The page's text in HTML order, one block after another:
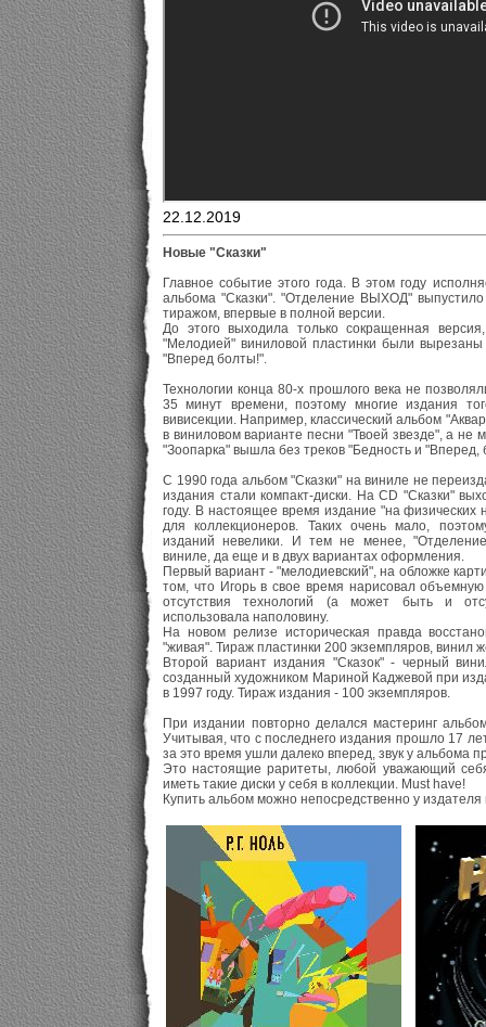
22.12.2019
Новые "Сказки"
Главное событие этого года. В этом году
альбома "Сказки". "Отделение ВЫХОД"
тиражом, впервые в полной версии.
До этого выходила только сокращенная
"Мелодией" виниловой пластинки были
"Вперед болты!".
Технологии конца 80-х прошлого века не
35 минут времени, поэтому многие издания
вивисекции. Например, классический альбом
в виниловом варианте песни "Твоей звезде", а не
"Зоопарка" вышла без треков "Бедность и "Вперед,
С 1990 года альбом "Сказки" на виниле не
издания стали компакт-диски. На CD "Сказки"
году. В настоящее время издание "на физических
для коллекционеров. Таких очень мало,
изданий невелики. И тем не менее,
виниле, да еще и в двух вариантах оформления.
Первый вариант - "мелодиевский", на обложке
том, что Игорь в свое время нарисовал объемную
отсутствия технологий (а может быть и
использовала наполовину.
На новом релизе историческая правда
"живая". Тираж пластинки 200 экземпляров, винил
Второй вариант издания "Сказок" - черный
созданный художником Мариной Каджевой при
в 1997 году. Тираж издания - 100 экземпляров.
При издании повторно делался мастеринг
Учитывая, что с последнего издания прошло 17
за это время ушли далеко вперед, звук у альбома
Это настоящие раритеты, любой уважающий
иметь такие диски у себя в коллекции. Must have!
Купить альбом можно непосредственно у